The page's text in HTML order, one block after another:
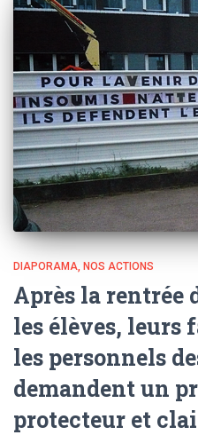
DIAPORAMA NOS ACTIONS
Après la rentrée
les élèves, leurs
les personnels
demandent un
protecteur et